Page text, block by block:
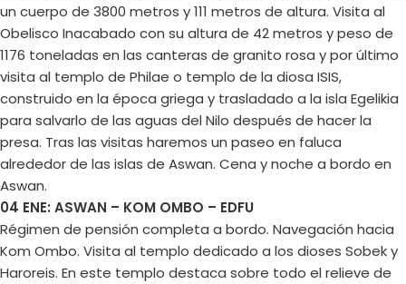
un cuerpo de 3800 metros y 111 metros de altura. Visita al
Obelisco Inacabado con su altura de 42 metros y peso de
1176 toneladas en las canteras de granito rosa y por último
visita al templo de Philae o templo de la diosa ISIS,
construido en la época griega y trasladado a la isla Egelikia
para salvarlo de las aguas del Nilo después de hacer la
presa. Tras las visitas haremos un paseo en faluca
alrededor de las islas de Aswan. Cena y noche a bordo en
Aswan.
04 ENE: ASWAN – KOM OMBO – EDFU
Régimen de pensión completa a bordo. Navegación hacia
Kom Ombo. Visita al templo dedicado a los dioses Sobek y
Haroreis. En este templo destaca sobre todo el relieve de